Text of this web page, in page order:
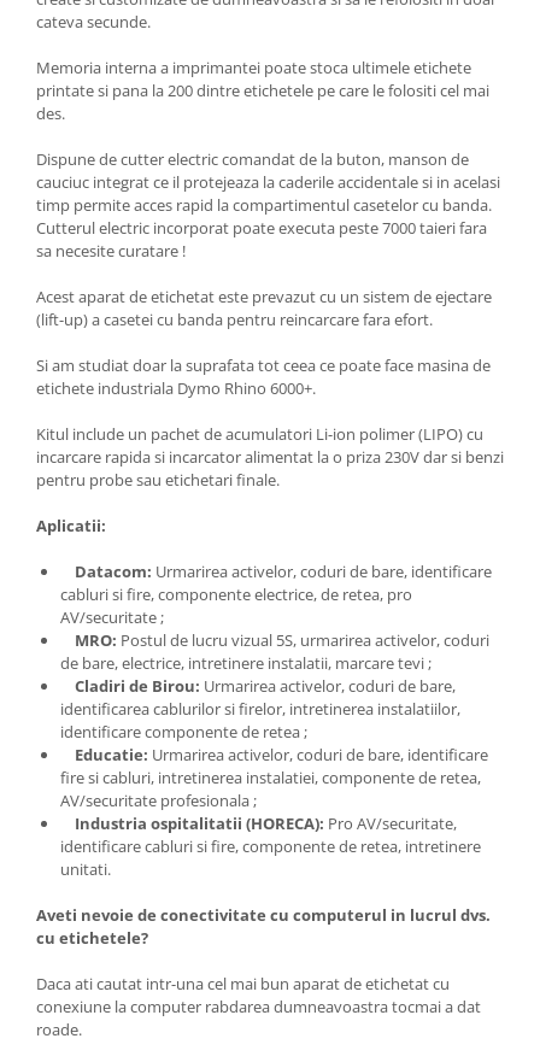
cateva secunde.
Memoria interna a imprimantei poate stoca ultimele etichete
printate si pana la 200 dintre etichetele pe care le folositi cel mai
des.
Dispune de cutter electric comandat de la buton, manson de
cauciuc integrat ce il protejeaza la caderile accidentale si in acelasi
timp permite acces rapid la compartimentul casetelor cu banda.
Cutterul electric incorporat poate executa peste 7000 taieri fara
sa necesite curatare !
Acest aparat de etichetat este prevazut cu un sistem de ejectare
(lift-up) a casetei cu banda pentru reincarcare fara efort.
Si am studiat doar la suprafata tot ceea ce poate face masina de
etichete industriala Dymo Rhino 6000+.
Kitul include un pachet de acumulatori Li-ion polimer (LIPO) cu
incarcare rapida si incarcator alimentat la o priza 230V dar si benzi
pentru probe sau etichetari finale.
Aplicatii:
Datacom: Urmarirea activelor, coduri de bare, identificare
cabluri si fire, componente electrice, de retea, pro
AV/securitate ;
MRO: Postul de lucru vizual 5S, urmarirea activelor, coduri
de bare, electrice, intretinere instalatii, marcare tevi ;
Cladiri de Birou: Urmarirea activelor, coduri de bare,
identificarea cablurilor si firelor, intretinerea instalatiilor,
identificare componente de retea ;
Educatie: Urmarirea activelor, coduri de bare, identificare
fire si cabluri, intretinerea instalatiei, componente de retea,
AV/securitate profesionala ;
Industria ospitalitatii (HORECA): Pro AV/securitate,
identificare cabluri si fire, componente de retea, intretinere
unitati.
Aveti nevoie de conectivitate cu computerul in lucrul dvs.
cu etichetele?
Daca ati cautat intr-una cel mai bun aparat de etichetat cu
conexiune la computer rabdarea dumneavoastra tocmai a dat
roade.